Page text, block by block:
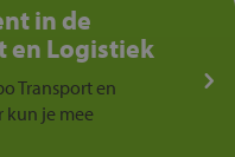
in de
en Logistiek
Transport en
kun je mee